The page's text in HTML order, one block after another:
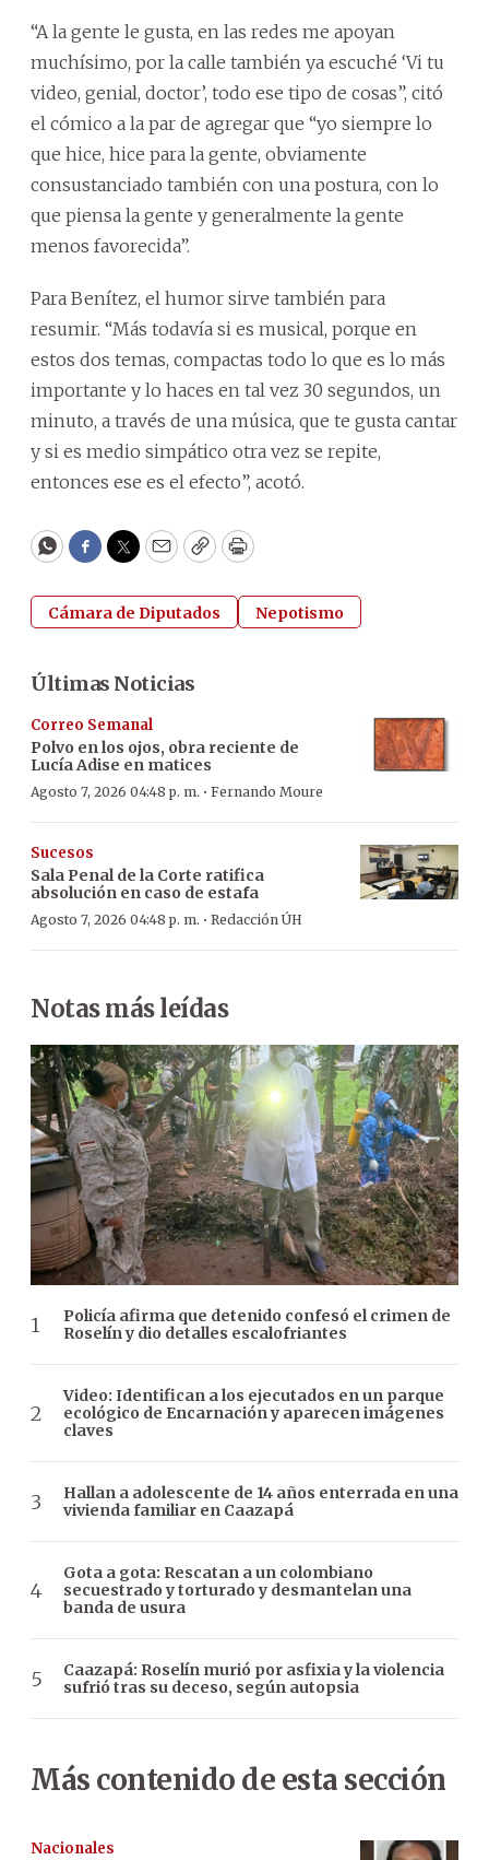
“A la gente le gusta, en las redes me apoyan
muchísimo, por la calle también ya escuché ‘Vi tu
video, genial, doctor’, todo ese tipo de cosas”, citó
el cómico a la par de agregar que “yo siempre lo
que hice, hice para la gente, obviamente
consustanciado también con una postura, con lo
que piensa la gente y generalmente la gente
menos favorecida”.
Para Benítez, el humor sirve también para
resumir. “Más todavía si es musical, porque en
estos dos temas, compactas todo lo que es lo más
importante y lo haces en tal vez 30 segundos, un
minuto, a través de una música, que te gusta cantar
y si es medio simpático otra vez se repite,
entonces ese es el efecto”, acotó.
WhatsApp
Facebook
Twitter
EmailCopyPrint
Cámara de Diputados Nepotismo
Últimas Noticias
Correo Semanal
Polvo en los ojos, obra reciente de
Lucía Adise en matices
Agosto 7, 2026 04:48 p. m. · Fernando Moure
Sucesos
Sala Penal de la Corte ratifica
absolución en caso de estafa
Agosto 7, 2026 04:48 p. m. · Redacción ÚH
Notas más leídas
Policía afirma que detenido confesó el crimen de
Roselín y dio detalles escalofriantes
Video: Identifican a los ejecutados en un parque
ecológico de Encarnación y aparecen imágenes
claves
Hallan a adolescente de 14 años enterrada en una
vivienda familiar en Caazapá
Gota a gota: Rescatan a un colombiano
secuestrado y torturado y desmantelan una
banda de usura
Caazapá: Roselín murió por asfixia y la violencia
sufrió tras su deceso, según autopsia
Más contenido de esta sección
Nacionales